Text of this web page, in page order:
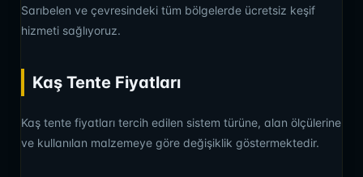
Sarıbelen ve çevresindeki tüm bölgelerde ücretsiz keşif
hizmeti sağlıyoruz.
Kaş Tente Fiyatları
Kaş tente fiyatları tercih edilen sistem türüne, alan ölçülerine
ve kullanılan malzemeye göre değişiklik göstermektedir.